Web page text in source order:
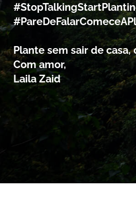
Plante sem sair de
Com amor,
Laila Zaid